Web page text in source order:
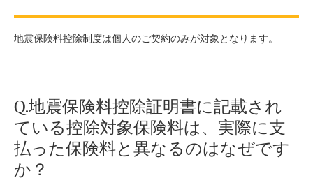
地震保険料控除制度は個人のご契約のみが対象となります。
Q.地震保険料控除証明書に記載され
ている控除対象保険料は、実際に支
払った保険料と異なるのはなぜです
か？